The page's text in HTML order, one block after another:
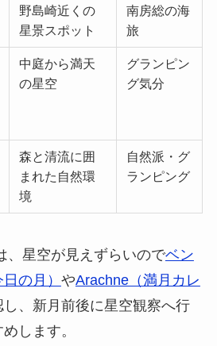
野島崎近くの
星景スポット
南房総の海
旅
中庭から満天
の星空
グランピン
グ気分
森と清流に囲
まれた自然環
境
自然派・グ
ランピング
星空が見えずらいのでベン
の月） やArachne（満月カレ
し、新月前後に星空観察へ行
します。